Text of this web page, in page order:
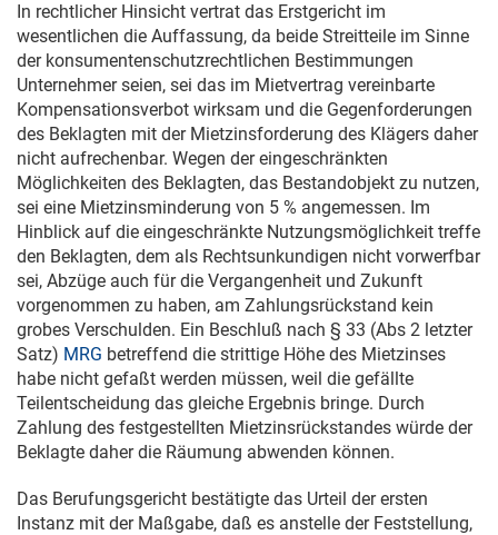
In rechtlicher Hinsicht vertrat das Erstgericht im
wesentlichen die Auffassung, da beide Streitteile im Sinne
der konsumentenschutzrechtlichen Bestimmungen
Unternehmer seien, sei das im Mietvertrag vereinbarte
Kompensationsverbot wirksam und die Gegenforderungen
des Beklagten mit der Mietzinsforderung des Klägers daher
nicht aufrechenbar. Wegen der eingeschränkten
Möglichkeiten des Beklagten, das Bestandobjekt zu nutzen,
sei eine Mietzinsminderung von 5 % angemessen. Im
Hinblick auf die eingeschränkte Nutzungsmöglichkeit treffe
den Beklagten, dem als Rechtsunkundigen nicht vorwerfbar
sei, Abzüge auch für die Vergangenheit und Zukunft
vorgenommen zu haben, am Zahlungsrückstand kein
grobes Verschulden. Ein Beschluß nach § 33 (Abs 2 letzter
Satz) MRG betreffend die strittige Höhe des Mietzinses
habe nicht gefaßt werden müssen, weil die gefällte
Teilentscheidung das gleiche Ergebnis bringe. Durch
Zahlung des festgestellten Mietzinsrückstandes würde der
Beklagte daher die Räumung abwenden können.
Das Berufungsgericht bestätigte das Urteil der ersten
Instanz mit der Maßgabe, daß es anstelle der Feststellung,